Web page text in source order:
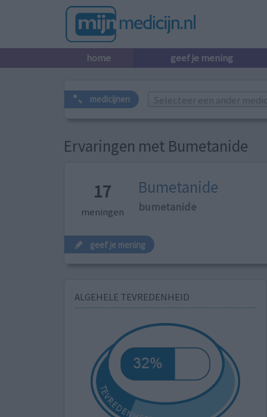
home geef je mening
medicijnen Selecteer een ander
Ervaringen met Bumetanide
17
meningen
Bumetanide
bumetanide
geef je mening
ALGEHELE TEVREDENHEID